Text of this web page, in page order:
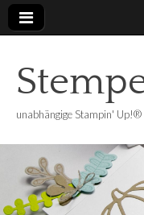
unabhängige Stampin'